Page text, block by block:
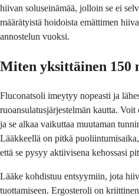
hiivan soluseinämää, jolloin se ei
määrätyistä hoidoista emättimen
annostelun vuoksi.
Miten yksittäinen 150
Fluconatsoli imeytyy nopeasti ja
ruoansulatusjärjestelmän kautta. Voit
ja se alkaa vaikuttaa muutaman
Lääkkeellä on pitkä
että se pysyy aktiivisena kehossasi
Lääke kohdistuu entsyymiin, jota
tuottamiseen. Ergosteroli on